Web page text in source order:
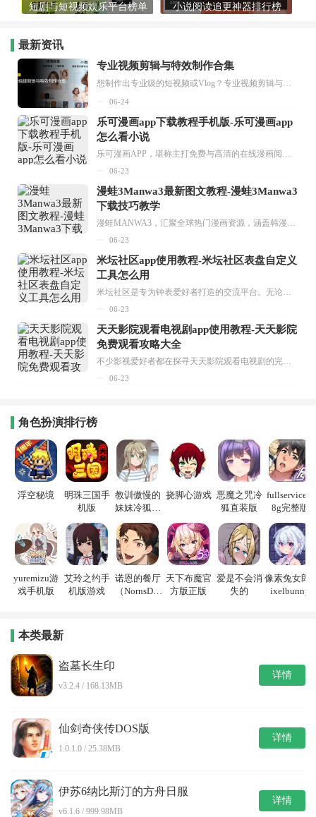
短剧与短视频娱乐平台榜单 小说阅读追更神器排行榜
最新资讯
专业视频剪辑与特效制作合集
想制作出专业级的短视频或Vlog？专业视频剪辑与特效制作大全专题为你提供了从剪辑、抠像到特效包装的全套解决方案。无论是添加炫酷的片头、进行精准的视频抠图，还是制...
06-24
乐可漫画app下载教程手机版-乐可漫画app
怎么看小说
乐可漫画APP，堪称主打免费与高清的在线漫画阅读神器。其官方版提供海量完整版漫画资源，无论是国内漫画，还是日漫、韩漫、台漫、美漫等国外漫画，应有尽有，随时供你阅读。只需轻点一下，便能直接进入阅读界面。不仅如此，乐可漫画最新版本更新速度极快，在这里，你总能抢先看到全网一手漫画章节内容！...
06-23
漫蛙3Manwa3最新图文教程-漫蛙3Manwa3
下载技巧教学
漫蛙MANWA3，汇聚全球热门漫画资源，涵盖韩漫、欧美漫画、国漫等多种类型，题材丰富多样，全方位满足用户阅读喜好。它不仅是阅读平台，更是创作平台，为广大用户打造零门槛创作环境。...
06-23
米坛社区app使用教程-米坛社区表盘自定义
工具怎么用
米坛社区是专为钟表爱好者打造的交流平台。无论你是初涉钟表领域的普通爱好者，还是拥有多年收藏经验的资深玩家，都能在此找到属于自己的天地。 无需注册，就能轻松参与其中。通过专业的讨论论坛与丰富的交互功能，你可与世界各地的钟表爱好者畅快交流。若你钟情于钟表，米坛社区无疑是值得一试的理想之选。在这里，你能获取最新的手表资讯，交流见解，提升鉴赏品味，让每一块手表都成为收藏故事中重要的一部分。感兴趣的朋友，不要错过下载机会。...
06-23
天天影院观看电视剧app使用教程-天天影院
免费观看攻略大全
不少影视爱好者都在探寻天天影院观看电视剧的完整方法，结合最新平台使用规则，本篇新手入门攻略全面讲解观看渠道、检索流程、播放设置以及画面模式调整等实用内容。全文适配手机、电脑等主流设备，步骤简洁易懂，无论是初次使用的新手，还是想要优化观影体验的用户，都能参照内容快速上手，熟练掌握平台各项操作技巧，轻松畅享影视内容。...
06-23
角色扮演排行榜
浮空秘境
明珠三国手
机版
教训傲慢的
妹妹冷狐游
挠脚心游戏 恶魔之咒冷
狐直装版
fullservice1.
8g完整版
yuremizu游
戏手机版
艾玲之约手
机版游戏
诺恩的餐厅
（NornsDin
天下布魔官
方版正版
爱是不会消
失的
像素兔女郎p
ixelbunny
本类最新
盗墓长生印
v3.2.4 / 168.13MB
详情
仙剑奇侠传DOS版
1.0.1.0 / 25.38MB
详情
伊苏6纳比斯汀的方舟日服
v6.1.6 / 999.98MB
详情